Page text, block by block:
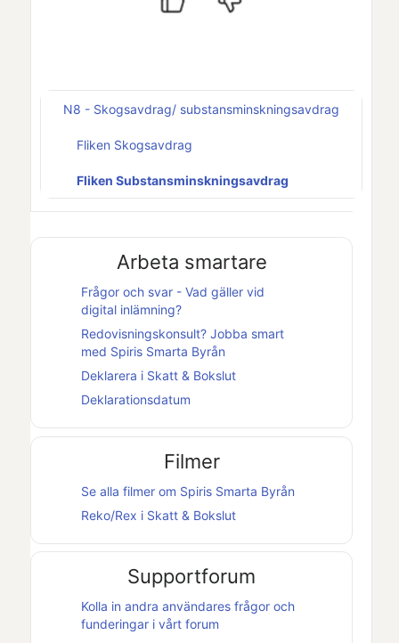
N8 - Skogsavdrag/ substansminskningsavdrag
Fliken Skogsavdrag
Fliken Substansminskningsavdrag
Arbeta smartare
Frågor och svar - Vad gäller vid
digital inlämning?
Redovisningskonsult? Jobba smart
med Spiris Smarta Byrån
Deklarera i Skatt & Bokslut
Deklarationsdatum
Filmer
Se alla filmer om Spiris Smarta Byrån
Reko/Rex i Skatt & Bokslut
Supportforum
Kolla in andra användares frågor och
funderingar i vårt forum